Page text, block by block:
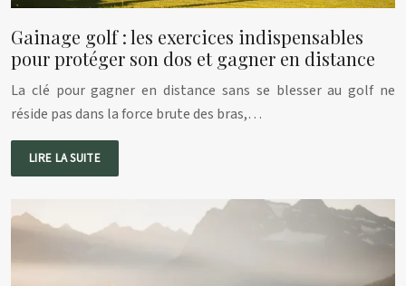
Gainage golf : les exercices indispensables
pour protéger son dos et gagner en distance
La clé pour gagner en distance sans se blesser au golf ne
réside pas dans la force brute des bras,…
LIRE LA SUITE